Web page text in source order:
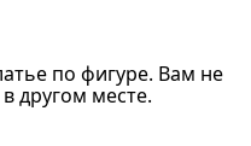
по фигуре. Вам не
другом месте.